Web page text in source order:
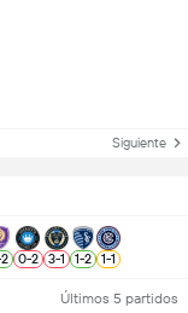
Siguiente
2 0-2 3-1 1-2 1-1
Últimos 5 partidos